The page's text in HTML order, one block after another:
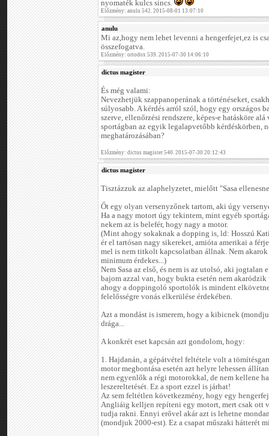
nyomaték kulcs sincs.
Előzmény: anulu 542. 2015-08-01 13:07:10
anulu
Mi az,hogy nem lehet levenni a hengerfejet,ez is
összefogatva.
Előzmény: ortodox 539. 2015-07-30 14:06:10
dictus magister
És még valami:
Nevezhetjük szappanoperának a történéseket,
súlyosabb. A kérdés arról szól, hogy egy országos
szerve, ellenőrzési rendszere, képes-e hatásköre
sportágban az egyik legalapvetőbb kérdéskörben,
meghatározásában?
Előzmény: dictus magister 540. 2015-07-30 20:12:43
dictus magister
Tisztázzuk az alaphelyzetet, mielőtt "Sasa
Őt egy olyan versenyzőnek tartom, aki úgy
Ha a nagy motort úgy tekintem, mint egyéb
nekem az is belefér, hogy nagy a motor.
(Mint ahogy sokaknak a dopping is, ld: Hosszú
ér el tartósan nagy sikereket, amióta amerikai a
mel is nem titkolt kapcsolatban állnak. Nem
minimum érdekes...)
Nem Sasa az első, és nem is az utolsó, aki jogtalan
bajom azzal van, hogy bukta esetén nem
ahogy a doppingoló sportolók is mindent
felelősségre vonás elkerülése érdekében.
Azt a mondást is ismerem, hogy a kibicnek
drága...
A konkrét eset kapcsán azt gondolom, hogy:
1. Hajdanán, a gépátvétel feltétele volt a
motor megbontása esetén azt helyre lehessen
nem egyenlők a régi motorokkal, de nem kellene
leszereltetését. Ez a sport ezzel is járhat!
Az sem feltétlen következmény, hogy egy hengerfej
Angliáig kelljen repíteni egy motort, mert csak ott
tudja rakni. Ennyi erővel akár azt is lehetne
(mondjuk 2000-est). Ez a csapat műszaki hátterét